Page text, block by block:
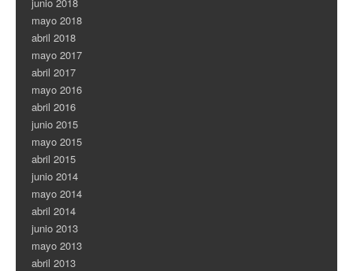
mayo 2018
abril 2018
mayo 2017
abril 2017
mayo 2016
abril 2016
junio 2015
mayo 2015
abril 2015
junio 2014
mayo 2014
abril 2014
junio 2013
mayo 2013
abril 2013